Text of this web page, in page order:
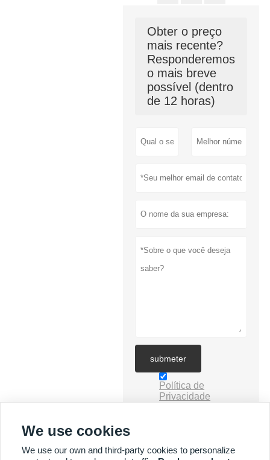
Obter o preço
mais recente?
Responderemos
o mais breve
possível (dentro
de 12 horas)
submeter
Política de
Privacidade
We use cookies
We use our own and third-party cookies to personalize